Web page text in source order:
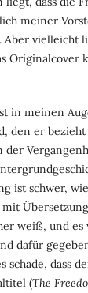
meiner
Aber vielleicht
Originalcover
in meinen
den er bezieht
der
ist schwer,
weiß, und
dafür
schade, dass
(The